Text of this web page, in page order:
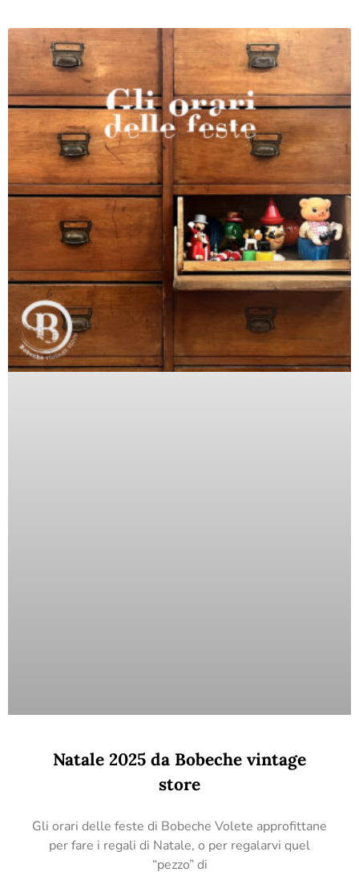
Natale 2025 da Bobeche vintage
store
Gli orari delle feste di Bobeche Volete approfittane
per fare i regali di Natale, o per regalarvi quel
“pezzo” di